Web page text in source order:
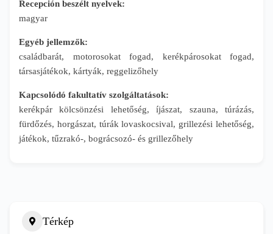
Recepción beszélt nyelvek:
magyar
Egyéb jellemzők:
családbarát, motorosokat fogad, kerékpárosokat fogad,
társasjátékok, kártyák, reggelizőhely
Kapcsolódó fakultatív szolgáltatások:
kerékpár kölcsönzési lehetőség, íjászat, szauna, túrázás,
fürdőzés, horgászat, túrák lovaskocsival, grillezési lehetőség,
játékok, tűzrakó-, bográcsozó- és grillezőhely
Térkép